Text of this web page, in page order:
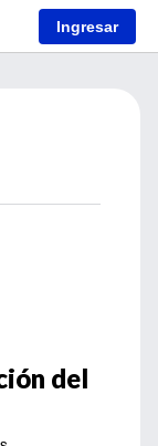
Ingresar
del